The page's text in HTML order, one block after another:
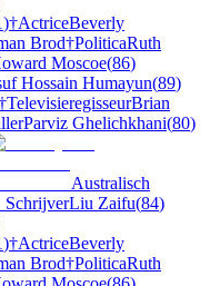
)†ActriceBeverly
Brod†PoliticaRuth
Moscoe(86)
Hossain Humayun(89)
TelevisieregisseurBrian
Parviz Ghelichkhani(80)
Australisch
SchrijverLiu Zaifu(84)
)†ActriceBeverly
Brod†PoliticaRuth